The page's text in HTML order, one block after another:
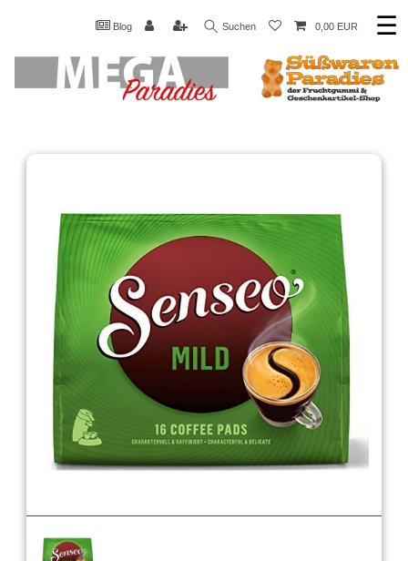
Blog Suchen 0,00 EUR ☰